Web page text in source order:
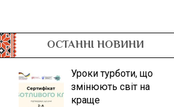
ОСТАННІ НОВИНИ
Уроки турботи, що
змінюють світ на
краще